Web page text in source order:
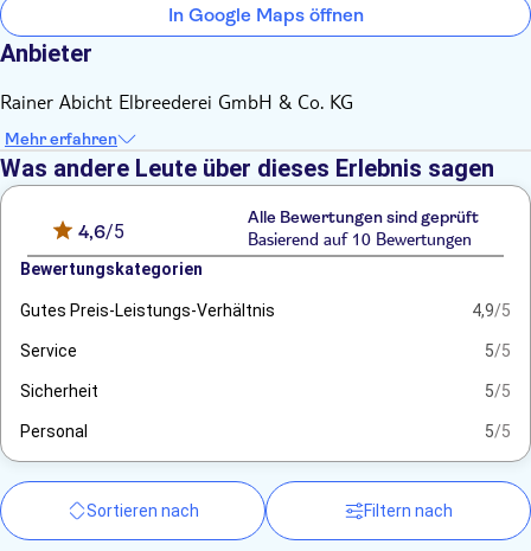
In Google Maps öffnen
Anbieter
Rainer Abicht Elbreederei GmbH & Co. KG
Mehr erfahren
Was andere Leute über dieses Erlebnis sagen
4,6/5
Alle Bewertungen sind geprüft
Basierend auf 10 Bewertungen
Bewertungskategorien
Gutes Preis-Leistungs-Verhältnis 4,9/5
Service 5/5
Sicherheit 5/5
Personal 5/5
Sortieren nach Filtern nach